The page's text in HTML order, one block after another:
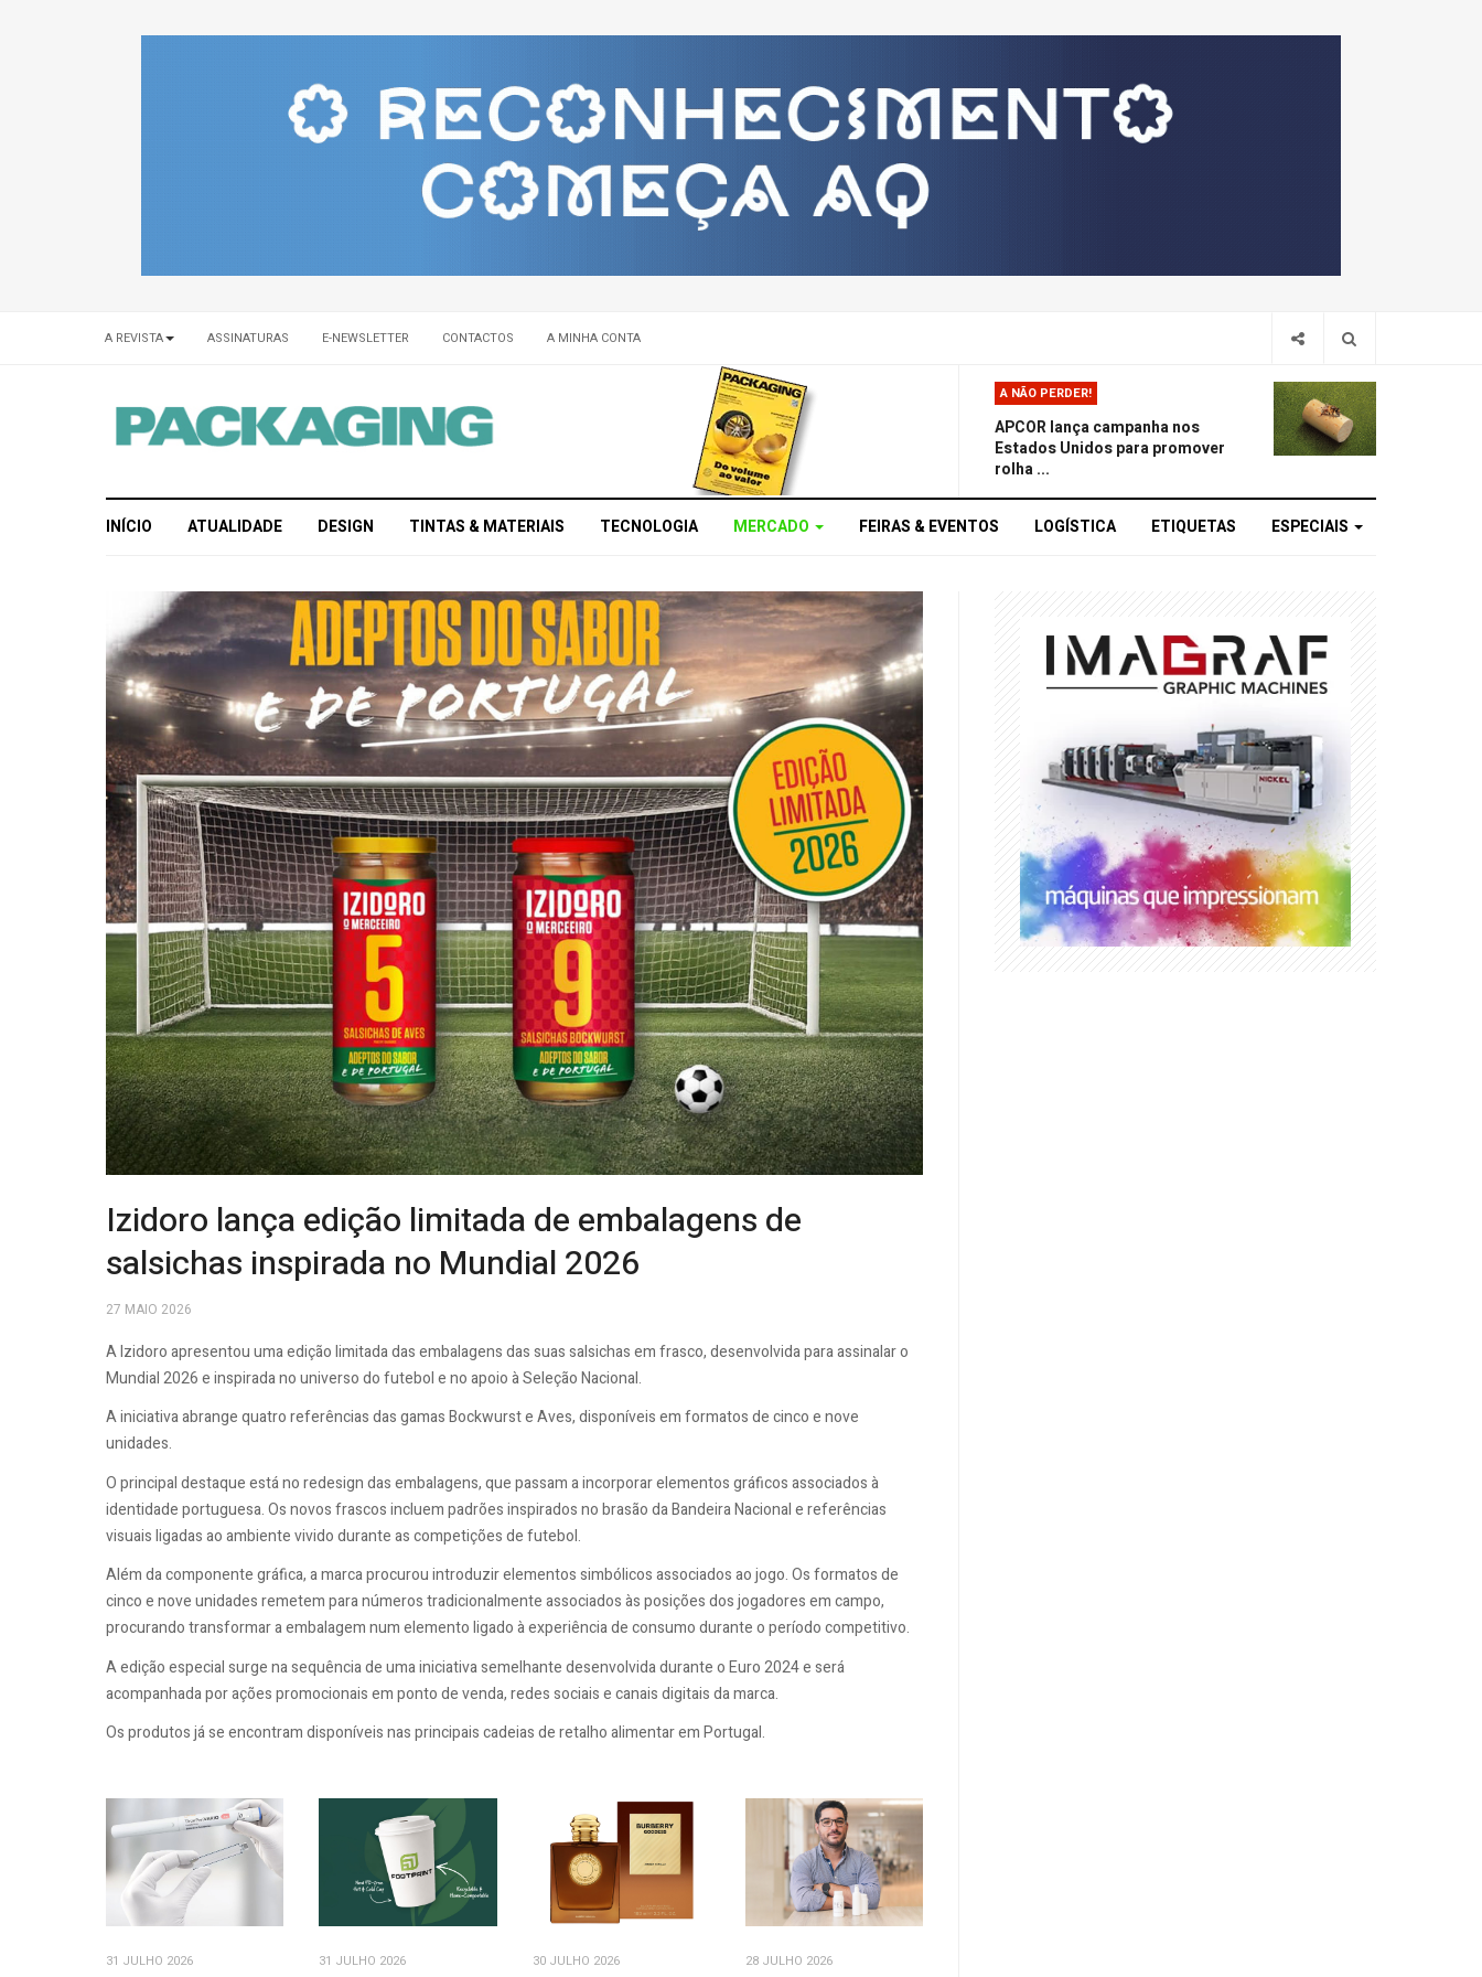
A REVISTA ASSINATURAS E-NEWSLETTER CONTACTOS A MINHA CONTA
A NÃO PERDER!
APCOR lança campanha nos
Estados Unidos para promover
rolha ...
INÍCIO ATUALIDADE DESIGN TINTAS & MATERIAIS TECNOLOGIA MERCADO FEIRAS & EVENTOS LOGÍSTICA ETIQUETAS ESPECIAIS
Izidoro lança edição limitada de embalagens de
salsichas inspirada no Mundial 2026
27 MAIO 2026
A Izidoro apresentou uma edição limitada das embalagens das suas salsichas em frasco, desenvolvida para assinalar o
Mundial 2026 e inspirada no universo do futebol e no apoio à Seleção Nacional.
A iniciativa abrange quatro referências das gamas Bockwurst e Aves, disponíveis em formatos de cinco e nove
unidades.
O principal destaque está no redesign das embalagens, que passam a incorporar elementos gráficos associados à
identidade portuguesa. Os novos frascos incluem padrões inspirados no brasão da Bandeira Nacional e referências
visuais ligadas ao ambiente vivido durante as competições de futebol.
Além da componente gráfica, a marca procurou introduzir elementos simbólicos associados ao jogo. Os formatos de
cinco e nove unidades remetem para números tradicionalmente associados às posições dos jogadores em campo,
procurando transformar a embalagem num elemento ligado à experiência de consumo durante o período competitivo.
A edição especial surge na sequência de uma iniciativa semelhante desenvolvida durante o Euro 2024 e será
acompanhada por ações promocionais em ponto de venda, redes sociais e canais digitais da marca.
Os produtos já se encontram disponíveis nas principais cadeias de retalho alimentar em Portugal.
31 JULHO 2026 31 JULHO 2026 30 JULHO 2026 28 JULHO 2026